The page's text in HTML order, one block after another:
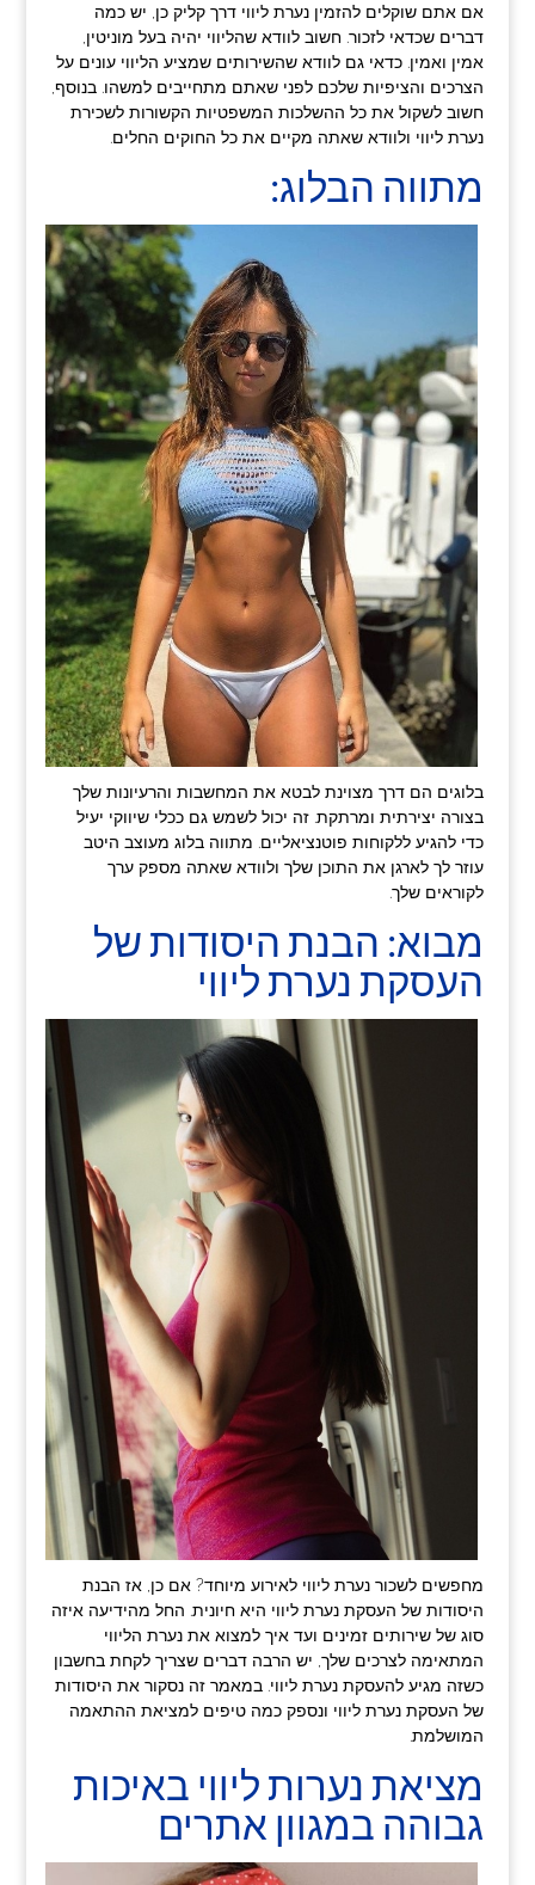
אם אתם שוקלים להזמין נערת ליווי דרך קליק כן, יש כמה
דברים שכדאי לזכור. חשוב לוודא שהליווי יהיה בעל מוניטין,
אמין ואמין. כדאי גם לוודא שהשירותים שמציע הליווי עונים על
הצרכים והציפיות שלכם לפני שאתם מתחייבים למשהו. בנוסף,
חשוב לשקול את כל ההשלכות המשפטיות הקשורות לשכירת
נערת ליווי ולוודא שאתה מקיים את כל החוקים החלים.
מתווה הבלוג:
בלוגים הם דרך מצוינת לבטא את המחשבות והרעיונות שלך
בצורה יצירתית ומרתקת. זה יכול לשמש גם ככלי שיווקי יעיל
כדי להגיע ללקוחות פוטנציאליים. מתווה בלוג מעוצב היטב
עוזר לך לארגן את התוכן שלך ולוודא שאתה מספק ערך
לקוראים שלך.
מבוא: הבנת היסודות של
העסקת נערת ליווי
מחפשים לשכור נערת ליווי לאירוע מיוחד? אם כן, אז הבנת
היסודות של העסקת נערת ליווי היא חיונית. החל מהידיעה איזה
סוג של שירותים זמינים ועד איך למצוא את נערת הליווי
המתאימה לצרכים שלך, יש הרבה דברים שצריך לקחת בחשבון
כשזה מגיע להעסקת נערת ליווי. במאמר זה נסקור את היסודות
של העסקת נערת ליווי ונספק כמה טיפים למציאת ההתאמה
המושלמת.
מציאת נערות ליווי באיכות
גבוהה במגוון אתרים